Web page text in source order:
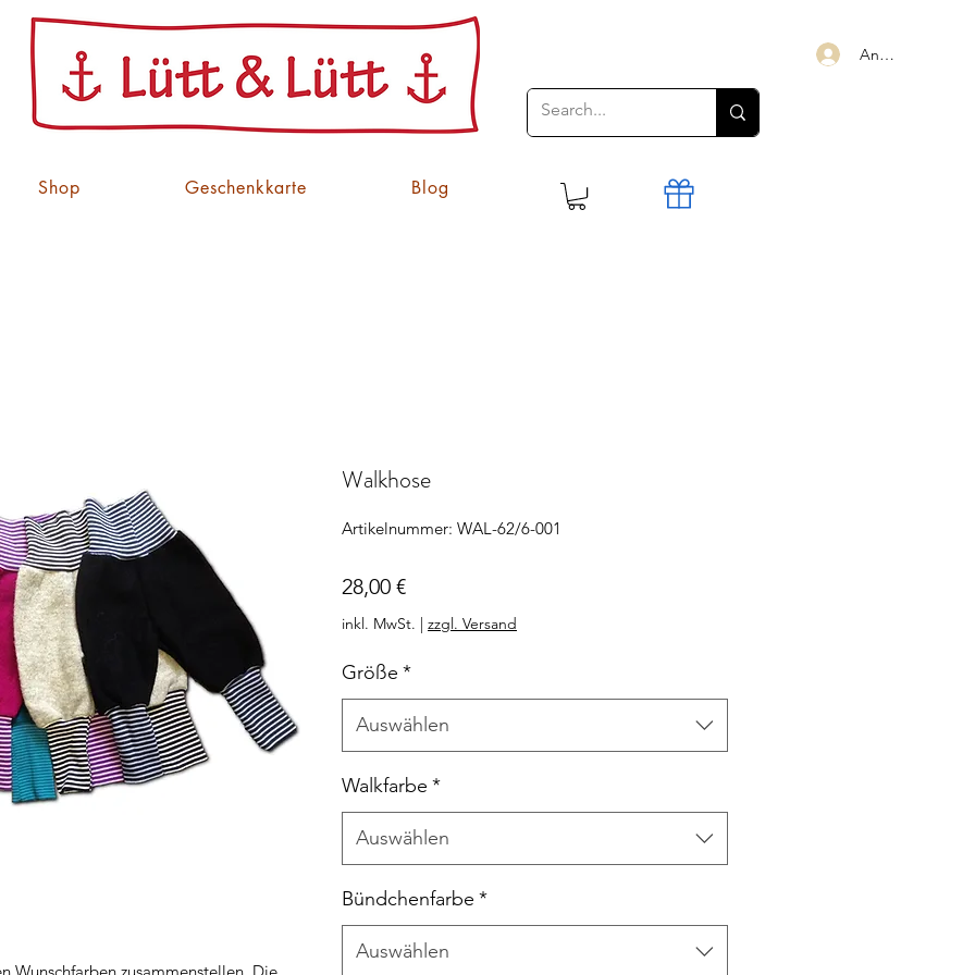
Anmelden
Shop Geschenkkarte Blog
Walkhose
Artikelnummer: WAL-62/6-001
28,00 €Preis
inkl. MwSt. | zzgl. Versand
Größe *
Auswählen
Walkfarbe *
Auswählen
Bündchenfarbe *
Auswählen